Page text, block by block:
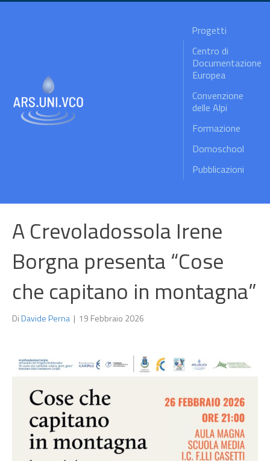
Progetti
Centro di
Documentazione
Europea
Convenzione
delle Alpi
Formazione
Domoschool
Pubblicazioni
A Crevoladossola Irene
Borgna presenta “Cose
che capitano in montagna”
DiDavide Perna | 19 Febbraio 2026